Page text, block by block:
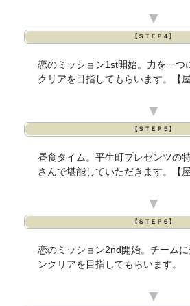
▼
【ＳＴＥＰ４】
恋のミッション1st開始。力を一つ
クリアを目指してもらいます。【
▼
【ＳＴＥＰ５】
昼食タイム。平生町プレゼンツの
さんで堪能していただきます。【
▼
【ＳＴＥＰ６】
恋のミッション2nd開始。チーム
ンクリアを目指してもらいます。
▼